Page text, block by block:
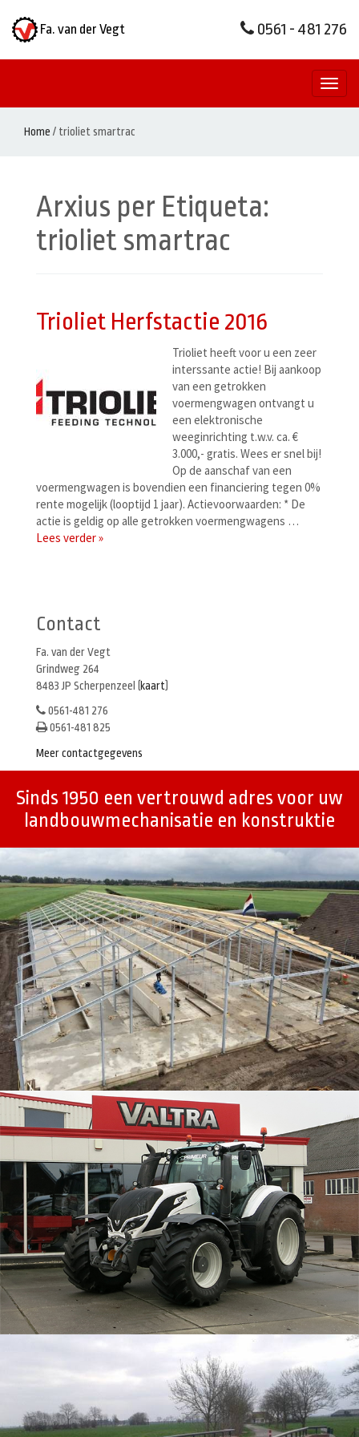
Fa. van der Vegt 0561 - 481 276
Home / trioliet smartrac
Arxius per Etiqueta:
trioliet smartrac
Trioliet Herfstactie 2016
Trioliet heeft voor u een zeer
interssante actie! Bij aankoop
van een getrokken
voermengwagen ontvangt u
een elektronische
weeginrichting t.w.v. ca. €
3.000,- gratis. Wees er snel bij!
Op de aanschaf van een
voermengwagen is bovendien een financiering tegen 0%
rente mogelijk (looptijd 1 jaar). Actievoorwaarden: * De
actie is geldig op alle getrokken voermengwagens …
Lees verder »
Contact
Fa. van der Vegt
Grindweg 264
8483 JP Scherpenzeel (kaart)
0561-481 276
0561-481 825
Meer contactgegevens
Sinds 1950 een vertrouwd adres voor uw
landbouwmechanisatie en konstruktie